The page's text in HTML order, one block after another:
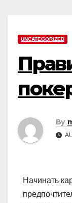
UNCATEGORIZED
By
Начинать